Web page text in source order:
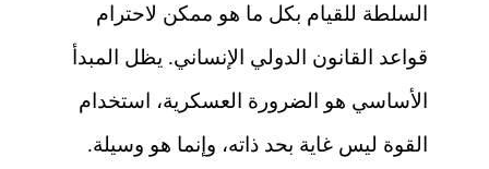
السلطة للقيام بكل ما هو ممكن لاحترام
قواعد القانون الدولي الإنساني. يظل المبدأ
الأساسي هو الضرورة العسكرية، استخدام
القوة ليس غاية بحد ذاته، وإنما هو وسيلة.